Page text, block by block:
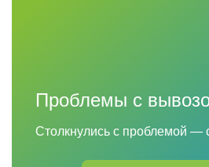
Проблемы с
Столкнулись с проблемой —